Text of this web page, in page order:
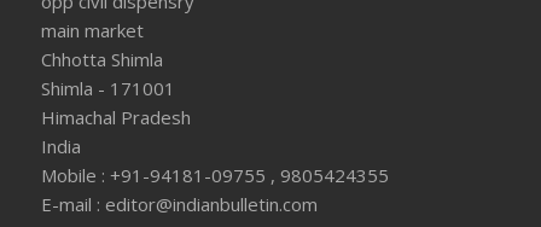
main market
Chhotta Shimla
Shimla - 171001
Himachal Pradesh
India
Mobile : +91-94181-09755 , 9805424355
E-mail : editor@indianbulletin.com